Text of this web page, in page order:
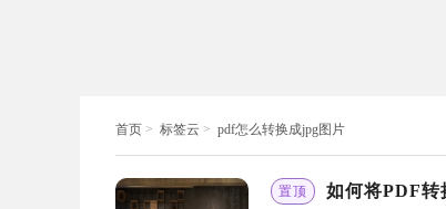
首页 > 标签云 > pdf怎么转换成jpg图片
置顶 如何将PDF转